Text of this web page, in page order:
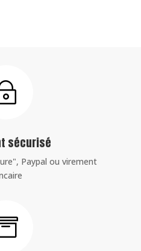
sécurisé
Paypal ou virement